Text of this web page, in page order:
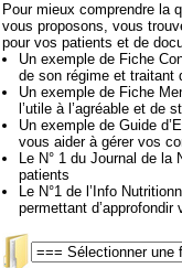
Pour mieux comprendre la
vous proposons, vous
pour vos patients et de
Un exemple de Fiche
de son régime et traitant
Un exemple de Fiche
l’utile à l’agréable et de
Un exemple de Guide
vous aider à gérer vos
Le N° 1 du Journal de
patients
Le N°1 de l’Info
permettant